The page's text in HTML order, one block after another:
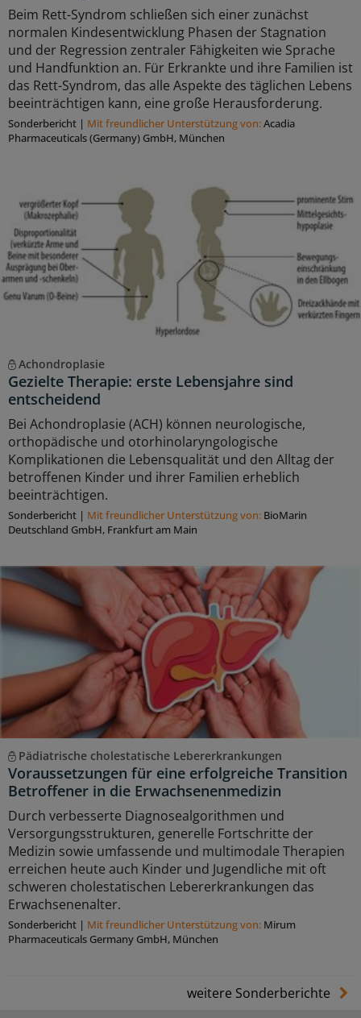
Beim Rett-Syndrom schließen sich einer zunächst
normalen Kindesentwicklung Phasen der Stagnation
und der Regression zentraler Fähigkeiten wie Sprache
und Handfunktion an. Für Erkrankte und ihre Familien ist
das Rett-Syndrom, das alle Aspekte des täglichen Lebens
beeinträchtigen kann, eine große Herausforderung.
Sonderbericht | Mit freundlicher Unterstützung von:Acadia
Pharmaceuticals (Germany) GmbH, München
Achondroplasie
Gezielte Therapie: erste Lebensjahre sind
entscheidend
Bei Achondroplasie (ACH) können neurologische,
orthopädische und otorhinolaryngologische
Komplikationen die Lebensqualität und den Alltag der
betroffenen Kinder und ihrer Familien erheblich
beeinträchtigen.
Sonderbericht | Mit freundlicher Unterstützung von: BioMarin
Deutschland GmbH, Frankfurt am Main
Pädiatrische cholestatische Lebererkrankungen
Voraussetzungen für eine erfolgreiche Transition
Betroffener in die Erwachsenenmedizin
Durch verbesserte Diagnosealgorithmen und
Versorgungsstrukturen, generelle Fortschritte der
Medizin sowie umfassende und multimodale Therapien
erreichen heute auch Kinder und Jugendliche mit oft
schweren cholestatischen Lebererkrankungen das
Erwachsenenalter.
Sonderbericht | Mit freundlicher Unterstützung von: Mirum
Pharmaceuticals Germany GmbH, München
weitere Sonderberichte